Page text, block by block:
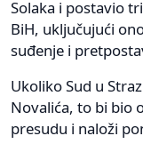
Solaka i postavio
BiH, uključujući
suđenje i
Ukoliko Sud u
Novalića, to bi bio
presudu i naloži